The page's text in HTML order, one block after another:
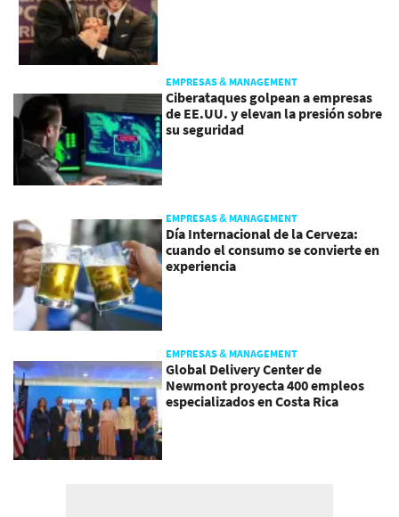
EMPRESAS & MANAGEMENT
Ciberataques golpean a empresas
de EE.UU. y elevan la presión sobre
su seguridad
EMPRESAS & MANAGEMENT
Día Internacional de la Cerveza:
cuando el consumo se convierte en
experiencia
EMPRESAS & MANAGEMENT
Global Delivery Center de
Newmont proyecta 400 empleos
especializados en Costa Rica